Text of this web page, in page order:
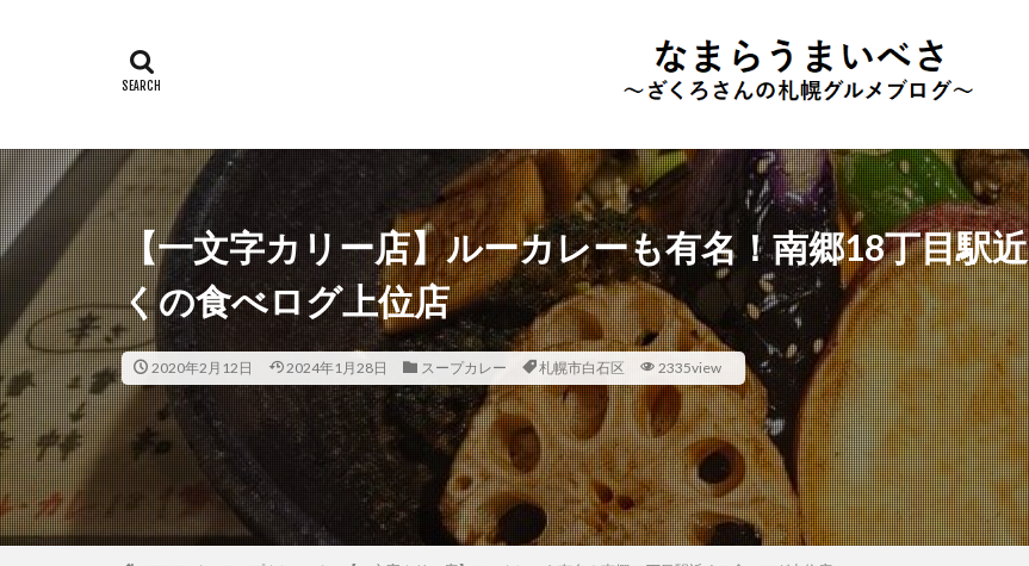
【一文字カリー店】ルーカレーも有名！南郷18丁目駅近
くの食べログ上位店
2020年2月12日 2024年1月28日 スープカレー 札幌市白石区 2335view